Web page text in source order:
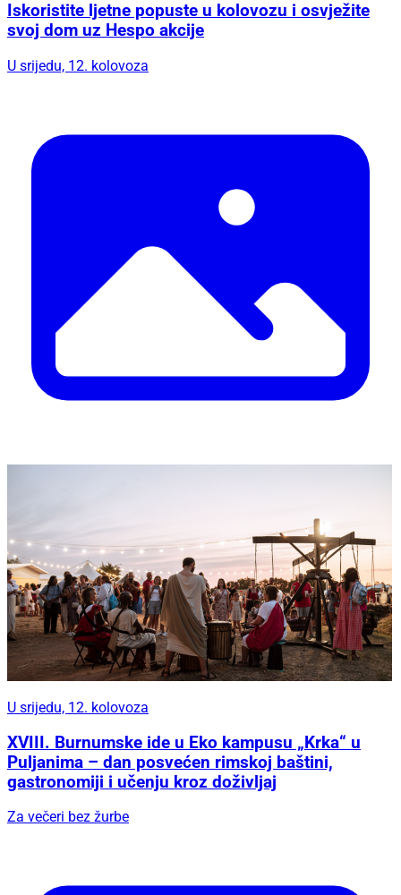
Iskoristite ljetne popuste u kolovozu i osvježite
svoj dom uz Hespo akcije
U srijedu, 12. kolovoza
U srijedu, 12. kolovoza
XVIII. Burnumske ide u Eko kampusu „Krka“ u
Puljanima – dan posvećen rimskoj baštini,
gastronomiji i učenju kroz doživljaj
Za večeri bez žurbe